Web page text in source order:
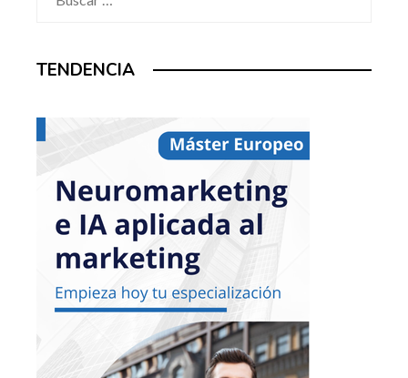
TENDENCIA